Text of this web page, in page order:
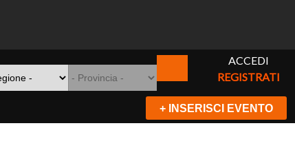
ACCEDI
REGISTRATI
+ INSERISCI EVENTO